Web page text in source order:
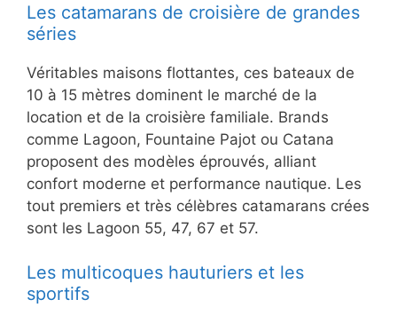
Les catamarans de croisière de grandes
séries
Véritables maisons flottantes, ces bateaux de
10 à 15 mètres dominent le marché de la
location et de la croisière familiale. Brands
comme Lagoon, Fountaine Pajot ou Catana
proposent des modèles éprouvés, alliant
confort moderne et performance nautique. Les
tout premiers et très célèbres catamarans crées
sont les Lagoon 55, 47, 67 et 57.
Les multicoques hauturiers et les
sportifs